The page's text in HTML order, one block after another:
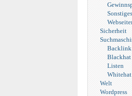
Sonstiges
Sicherheit
Blackhat
Listen
Whitehat
Welt
Wordpress